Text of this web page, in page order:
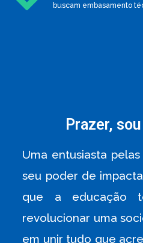
buscam embasamento
Prazer,
Uma entusiasta
seu poder de
que a educação
revolucionar uma
em unir tudo que